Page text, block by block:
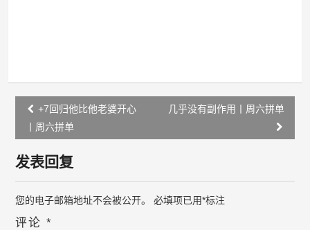
Post
navigation
+7回归他比他老婆开心
丨周六拼单
几乎没有副作用丨周六拼单
发表回复
您的电子邮箱地址不会被公开。 必填项已用*标注
评论*